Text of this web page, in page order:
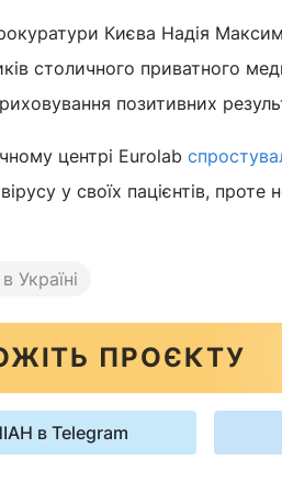
Києва Надія
столичного приватного
позитивних
центрі Eurolab
у своїх пацієнтів,
Україні
ПРОЄКТУ
в Telegram